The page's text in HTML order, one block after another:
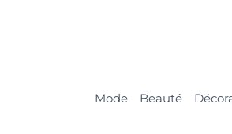
Mode Beauté